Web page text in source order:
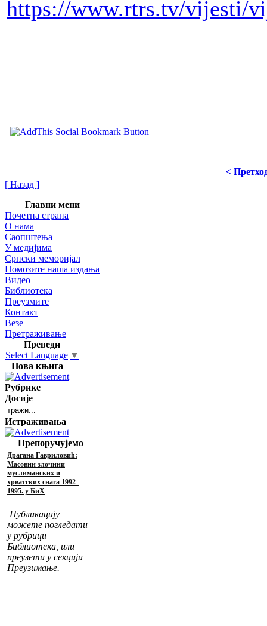
https://www.rtrs.tv/vijesti/
<
[ Назад ]
Главни мени
Почетна страна
О нама
Саопштења
У медијима
Српски меморијал
Помозите наша издања
Видео
Библиотека
Преузмите
Контакт
Везе
Претраживање
Преведи
Select Language ▼
Нова књига
Рубрике
Досије
Истраживања
Препоручујемо
Драгана Гавриловић:
Масовни злочини
муслиманских и
хрватских снага 1992–
1995. у БиХ
Публикацију
можете погледати
у рубрици
Библиотека, или
преузети у секцији
Преузимање.